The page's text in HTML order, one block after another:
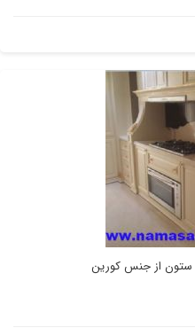
و ستون از جنس کورین